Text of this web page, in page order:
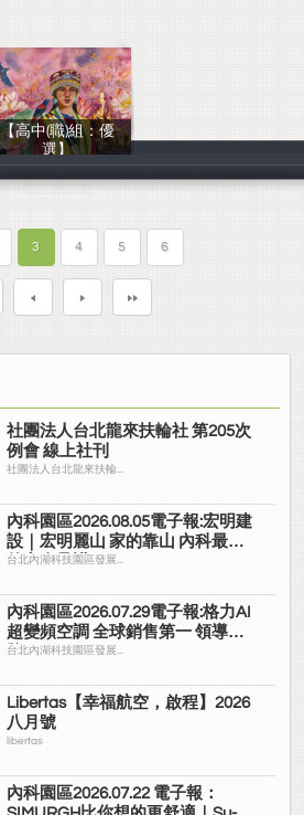
【高中(職)組：優
選】
熱愛生命文教基
3 4 5 6
社團法人台北龍來扶輪社 第205次
例會 線上社刊
社團法人台北龍來扶輪...
內科園區2026.08.05電子報:宏明建
設｜宏明麗山 家的靠山 內科最高
的安全承諾
台北內湖科技園區發展...
內科園區2026.07.29電子報:格力AI
超變頻空調 全球銷售第一 領導品
牌
台北內湖科技園區發展...
Libertas【幸福航空，啟程】2026
八月號
libertas
內科園區2026.07.22 電子報：